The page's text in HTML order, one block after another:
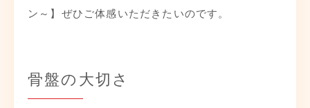
ン～】ぜひご体感いただきたいのです。
骨盤の大切さ